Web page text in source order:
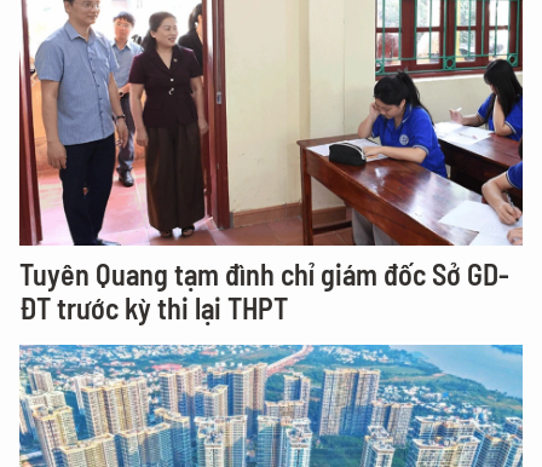
Tuyên Quang tạm đình chỉ giám đốc Sở GD-
ĐT trước kỳ thi lại THPT